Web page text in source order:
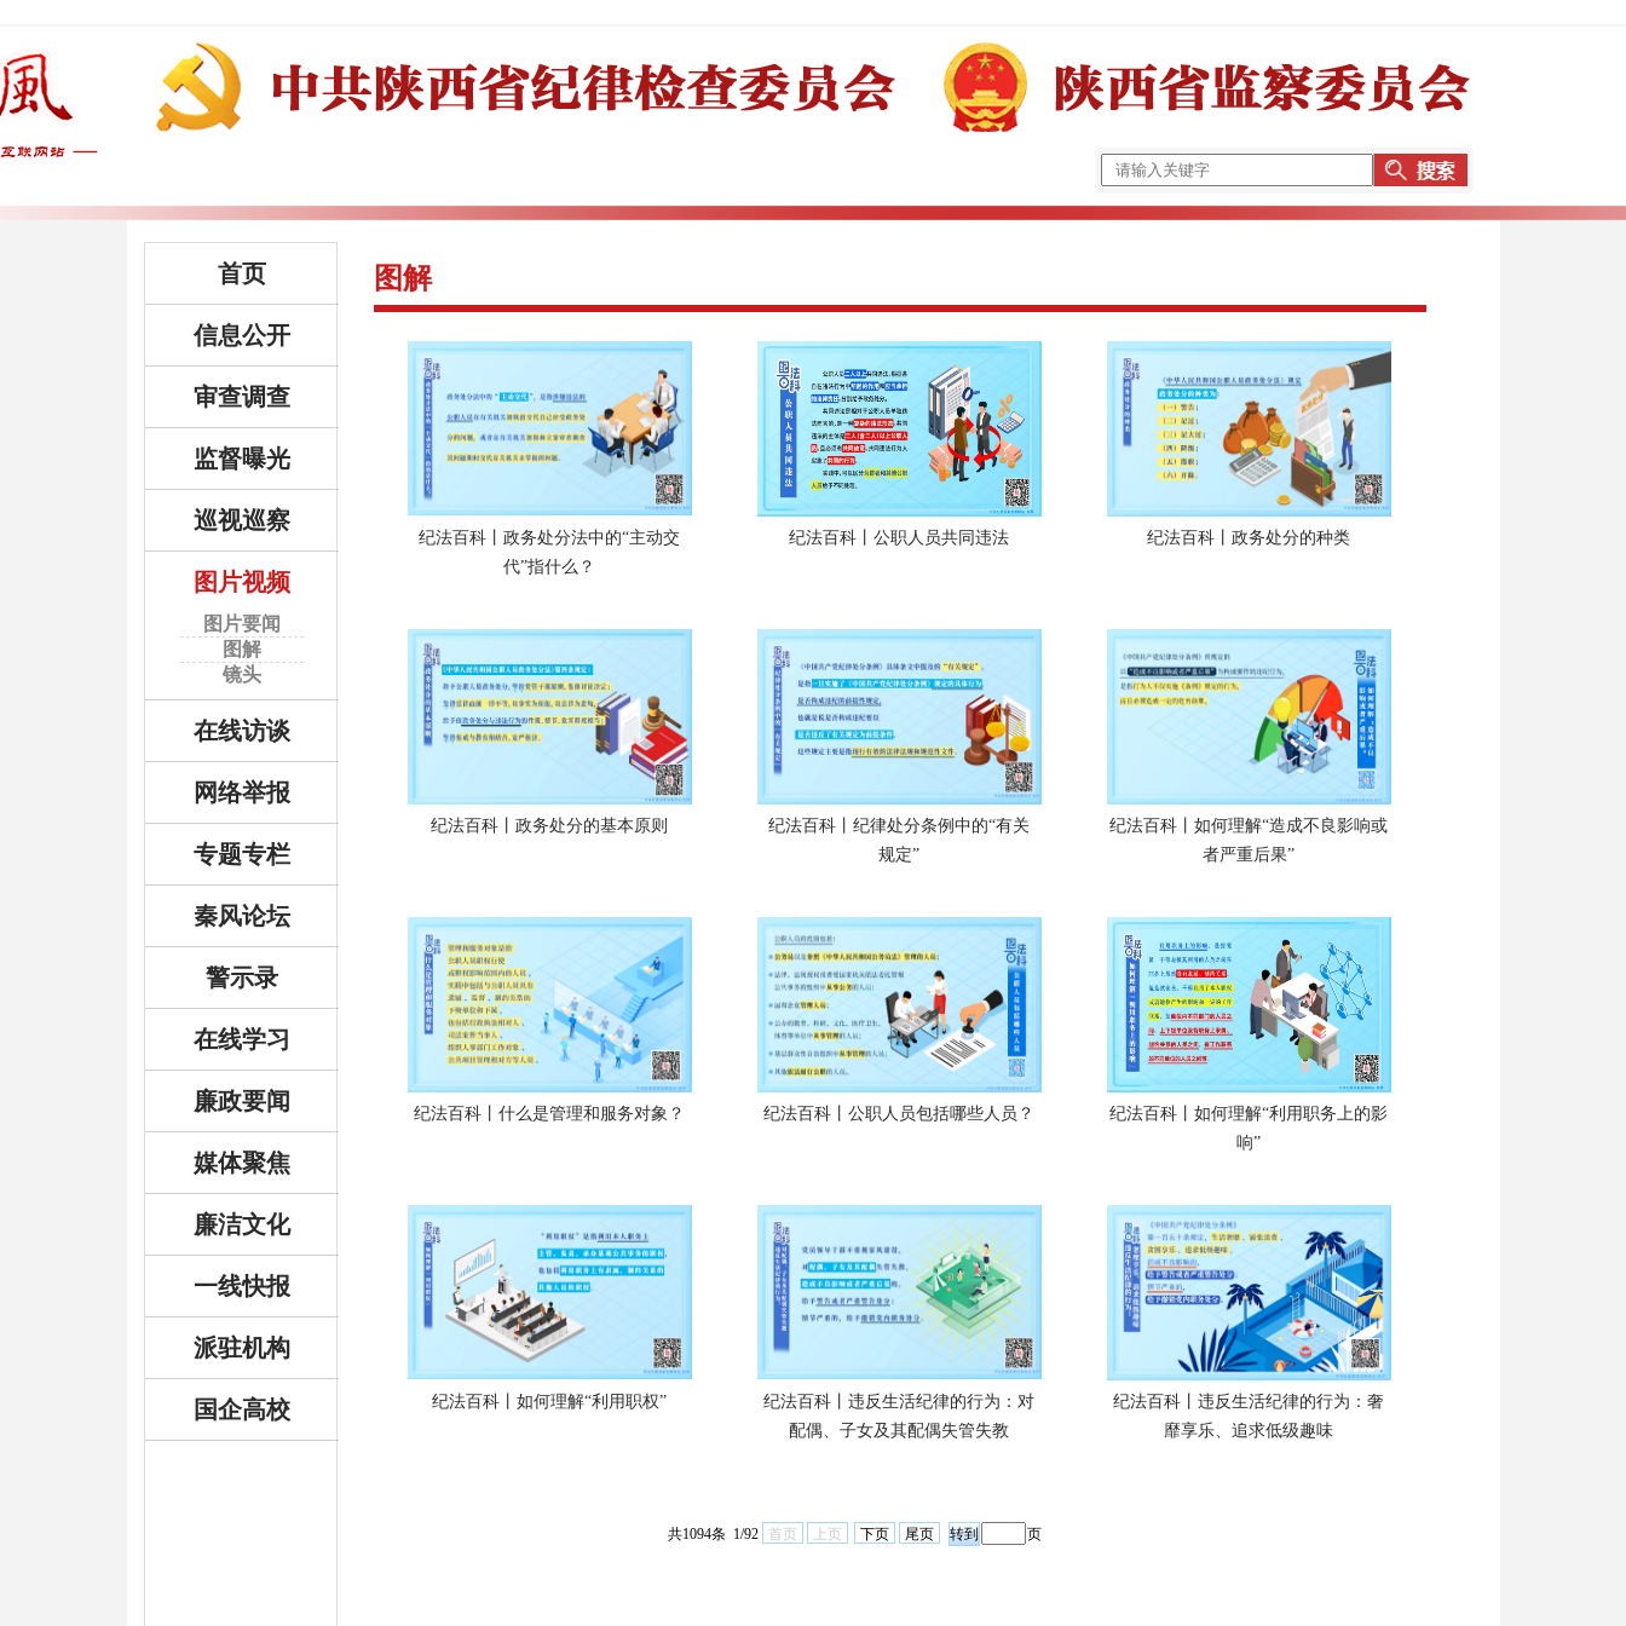
首页
信息公开
审查调查
监督曝光
巡视巡察
图片视频
图片要闻
图解
镜头
在线访谈
网络举报
专题专栏
秦风论坛
警示录
在线学习
廉政要闻
媒体聚焦
廉洁文化
一线快报
派驻机构
国企高校
图解
纪法百科丨政务处分法中的“主动交
代”指什么？
纪法百科丨公职人员共同违法 纪法百科丨政务处分的种类
纪法百科丨政务处分的基本原则
纪法百科丨纪律处分条例中的“有关
规定”
纪法百科丨如何理解“造成不良影响或
者严重后果”
纪法百科丨什么是管理和服务对象？ 纪法百科丨公职人员包括哪些人员？
纪法百科丨如何理解“利用职务上的影
响”
纪法百科丨如何理解“利用职权”
纪法百科丨违反生活纪律的行为：对
配偶、子女及其配偶失管失教
纪法百科丨违反生活纪律的行为：奢
靡享乐、追求低级趣味
共1094条 1/92 首页 上页 下页 尾页 页